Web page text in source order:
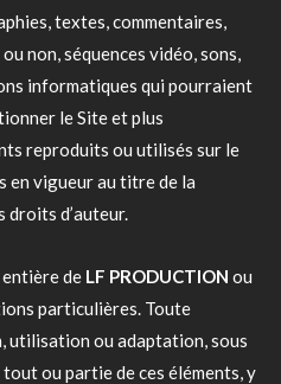
textes, commentaires,
non, séquences vidéo, sons,
informatiques qui pourraient
le Site et plus
reproduits ou utilisés sur le
en vigueur au titre de la
d’auteur.
de LF PRODUCTION ou
particulières. Toute
utilisation ou adaptation, sous
ou partie de ces éléments, y